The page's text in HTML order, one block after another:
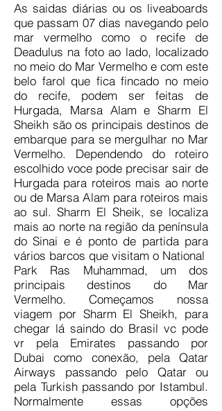
As saidas diárias ou os liveaboards
que passam 07 dias navegando pelo
mar vermelho como o recife de
Deadulus na foto ao lado, localizado
no meio do Mar Vermelho e com este
belo farol que fica fincado no meio
do recife, podem ser feitas de
Hurgada, Marsa Alam e Sharm El
Sheikh são os principais destinos de
embarque para se mergulhar no Mar
Vermelho. Dependendo do roteiro
escolhido voce pode precisar sair de
Hurgada para roteiros mais ao norte
ou de Marsa Alam para roteiros mais
ao sul. Sharm El Sheik, se localiza
mais ao norte na região da península
do Sinai e é ponto de partida para
vários barcos que visitam o National
Park Ras Muhammad, um dos
principais destinos do Mar
Vermelho. Começamos nossa
viagem por Sharm El Sheikh, para
chegar lá saindo do Brasil vc pode
vr pela Emirates passando por
Dubai como conexão, pela Qatar
Airways passando pelo Qatar ou
pela Turkish passando por Istambul.
Normalmente essas opções